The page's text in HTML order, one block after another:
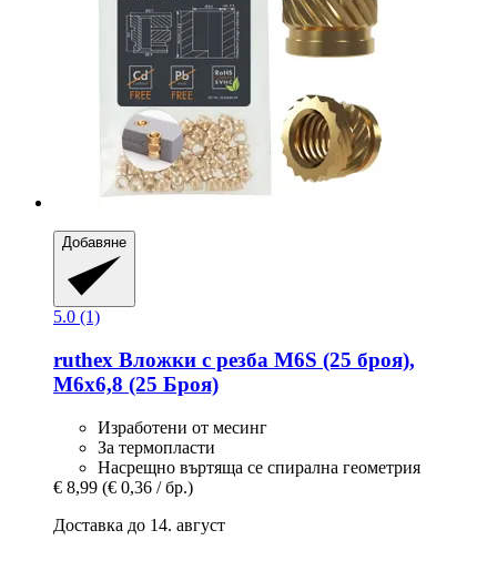
Добавяне
5.0 (1)
ruthex Вложки с резба M6S (25 броя),
M6x6,8 (25 Броя)
Изработени от месинг
За термопласти
Насрещно въртяща се спирална геометрия
€ 8,99 (€ 0,36 / бр.)
Доставка до 14. август